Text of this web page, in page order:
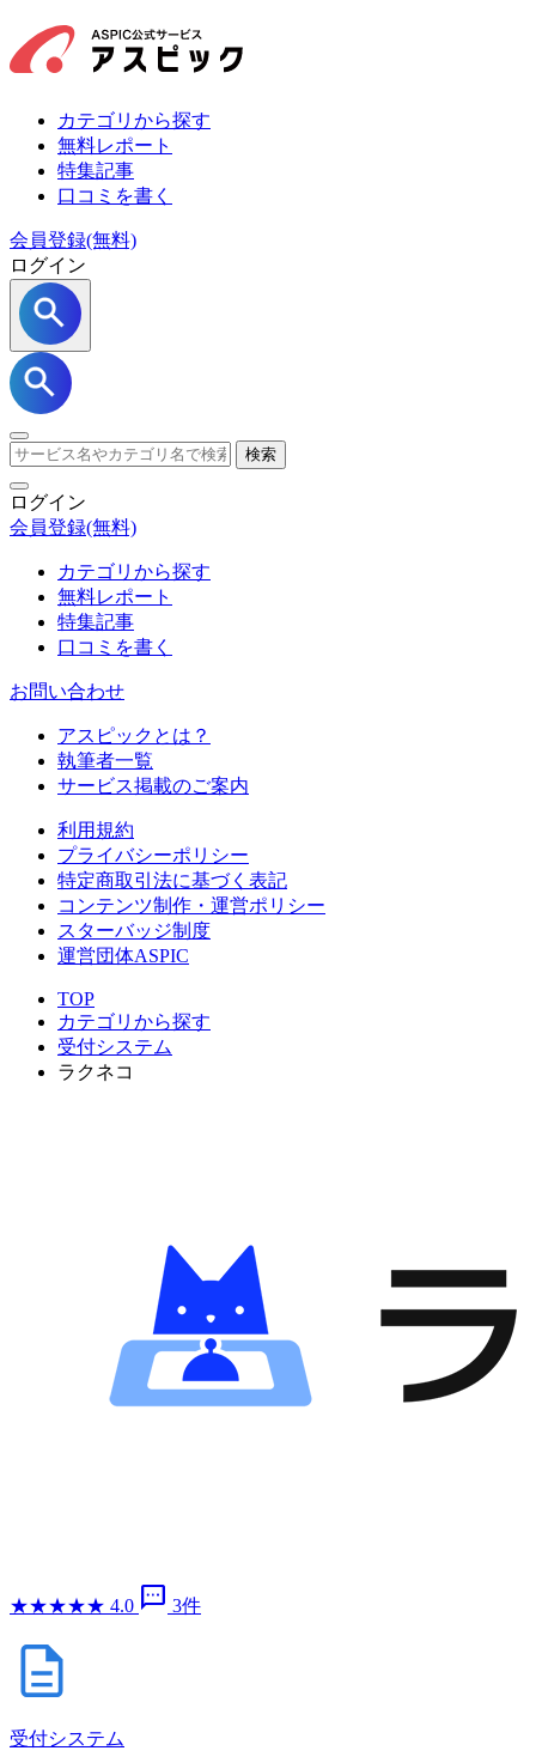
カテゴリから探す
無料レポート
特集記事
口コミを書く
会員登録(無料)
ログイン
検索
ログイン
会員登録(無料)
カテゴリから探す
無料レポート
特集記事
口コミを書く
お問い合わせ
アスピックとは？
執筆者一覧
サービス掲載のご案内
利用規約
プライバシーポリシー
特定商取引法に基づく表記
コンテンツ制作・運営ポリシー
スターバッジ制度
運営団体ASPIC
TOP
カテゴリから探す
受付システム
ラクネコ
★★★★★ 4.0 sms 3件
受付システム